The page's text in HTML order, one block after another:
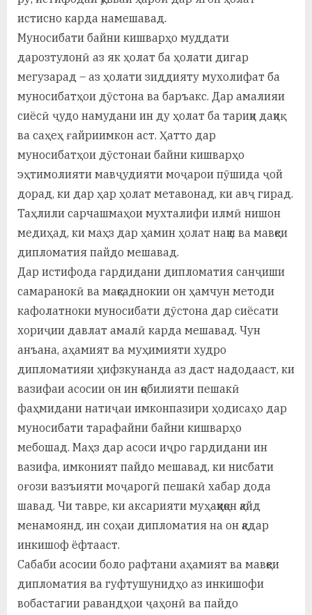
истисно карда намешавад.
Муносибати байни кишварҳо муддати
дарозтулонӣ аз як ҳолат ба ҳолати дигар
мегузарад – аз ҳолати зиддияту мухолифат ба
муносибатҳои дӯстона ва баръакс. Дар амалияи
сиёсӣ ҷудо намудани ин ду ҳолат ба тариқи дақиқ
ва саҳеҳ ғайриимкон аст. Ҳатто дар
муносибатҳои дӯстонаи байни кишварҳо
эҳтимолияти мавҷудияти моҷарои пӯшида ҷой
дорад, ки дар ҳар ҳолат метавонад, ки авҷ гирад.
Таҳлили сарчашмаҳои мухталифи илмӣ нишон
медиҳад, ки маҳз дар ҳамин ҳолат нақш ва мавқеи
дипломатия пайдо мешавад.
Дар истифода гардидани дипломатия санҷиши
самаранокӣ ва мақсаднокии он ҳамчун методи
кафолатноки муносибати дӯстона дар сиёсати
хориҷии давлат амалӣ карда мешавад. Чун
анъана, аҳамият ва муҳимияти худро
дипломатияи ҳифзкунанда аз даст надодааст, ки
вазифаи асосии он ин қобилияти пешакӣ
фаҳмидани натиҷаи имконпазири ҳодисаҳо дар
муносибати тарафайни байни кишварҳо
мебошад. Маҳз дар асоси иҷро гардидани ин
вазифа, имконият пайдо мешавад, ки нисбати
оғози вазъияти моҷарогӣ пешакӣ хабар дода
шавад. Чи тавре, ки аксарияти муҳаққиқон қайд
менамоянд, ин соҳаи дипломатия на он қадар
инкишоф ёфтааст.
Сабаби асосии боло рафтани аҳамият ва мавқеи
дипломатия ва гуфтушунидҳо аз инкишофи
вобастагии равандҳои ҷаҳонӣ ва пайдо